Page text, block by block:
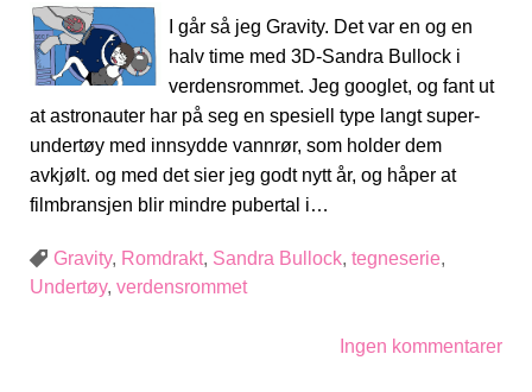
I går så jeg Gravity. Det var en og en
halv time med 3D-Sandra Bullock i
verdensrommet. Jeg googlet, og fant ut
at astronauter har på seg en spesiell type langt super-
undertøy med innsydde vannrør, som holder dem
avkjølt. og med det sier jeg godt nytt år, og håper at
filmbransjen blir mindre pubertal i…
Gravity, Romdrakt, Sandra Bullock, tegneserie,
Undertøy, verdensrommet
Ingen kommentarer